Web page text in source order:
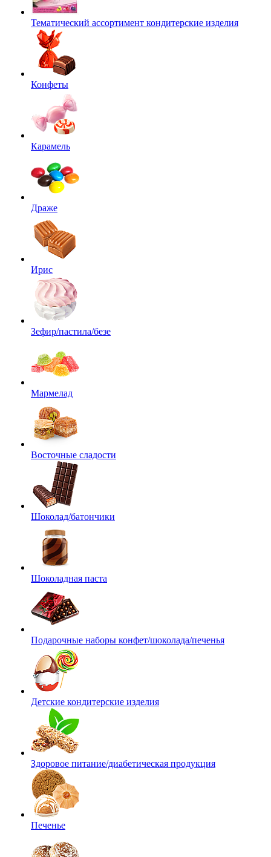
Тематический ассортимент кондитерские изделия
Конфеты
Карамель
Драже
Ирис
Зефир/пастила/безе
Мармелад
Восточные сладости
Шоколад/батончики
Шоколадная паста
Подарочные наборы конфет/шоколада/печенья
Детские кондитерские изделия
Здоровое питание/диабетическая продукция
Печенье